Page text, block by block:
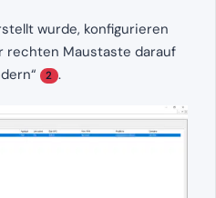
wurde, konfigurieren
rechten Maustaste darauf
2 .